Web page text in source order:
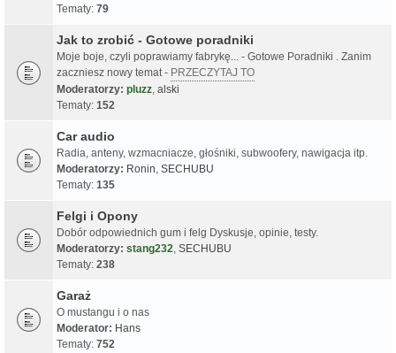
Tematy: 79
Jak to zrobić - Gotowe poradniki
Moje boje, czyli poprawiamy fabrykę... - Gotowe Poradniki . Zanim
zaczniesz nowy temat - PRZECZYTAJ TO
Moderatorzy: pluzz, alski
Tematy: 152
Car audio
Radia, anteny, wzmacniacze, głośniki, subwoofery, nawigacja itp.
Moderatorzy: Ronin, SECHUBU
Tematy: 135
Felgi i Opony
Dobór odpowiednich gum i felg Dyskusje, opinie, testy.
Moderatorzy: stang232, SECHUBU
Tematy: 238
Garaż
O mustangu i o nas
Moderator: Hans
Tematy: 752